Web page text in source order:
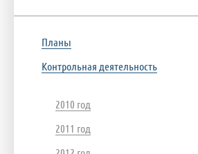
Планы
Контрольная деятельность
2010 год
2011 год